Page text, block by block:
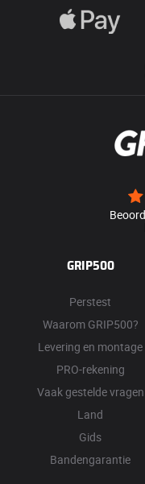
GRIP500
Perstest
Waarom GRIP500?
Levering en montage
PRO-rekening
Vaak gestelde vragen
Land
Gids
Bandengarantie